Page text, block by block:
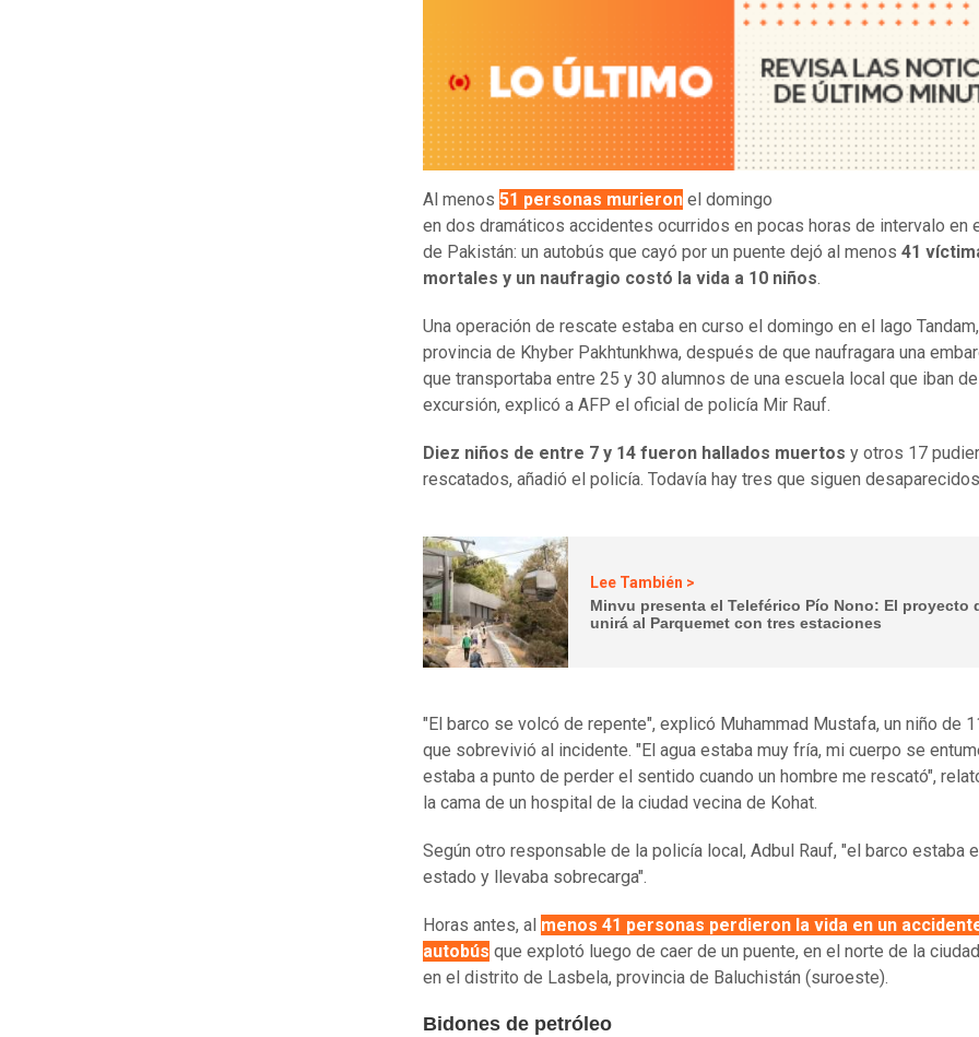
Al menos 51 personas murieron el domingo
en dos dramáticos accidentes ocurridos en pocas horas de intervalo en
de Pakistán: un autobús que cayó por un puente dejó al menos 41
mortales y un naufragio costó la vida a 10 niños.
Una operación de rescate estaba en curso el domingo en el lago
provincia de Khyber Pakhtunkhwa, después de que naufragara una
que transportaba entre 25 y 30 alumnos de una escuela local que iban de
excursión, explicó a AFP el oficial de policía Mir Rauf.
Diez niños de entre 7 y 14 fueron hallados muertos y otros 17
rescatados, añadió el policía. Todavía hay tres que siguen
Lee También >
Minvu presenta el Teleférico Pío Nono: El proyecto
unirá al Parquemet con tres estaciones
"El barco se volcó de repente", explicó Muhammad Mustafa, un niño de
que sobrevivió al incidente. "El agua estaba muy fría, mi cuerpo se
estaba a punto de perder el sentido cuando un hombre me rescató",
la cama de un hospital de la ciudad vecina de Kohat.
Según otro responsable de la policía local, Adbul Rauf, "el barco estaba
estado y llevaba sobrecarga".
Horas antes, al menos 41 personas perdieron la vida en un
autobús que explotó luego de caer de un puente, en el norte de la
en el distrito de Lasbela, provincia de Baluchistán (suroeste).
Bidones de petróleo